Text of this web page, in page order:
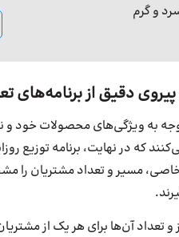
و گرم
به ویژگی‌های محصولات خود و
که در نهایت، برنامه توزیع
مسیر و تعداد مشتریان را
و تعداد آن‌ها برای هر یک از